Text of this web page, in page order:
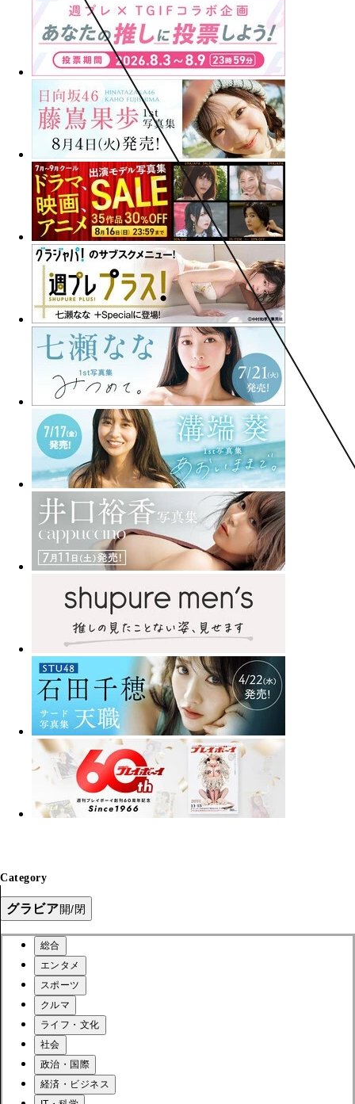
Category
グラビア開/閉
総合
エンタメ
スポーツ
クルマ
ライフ・文化
社会
政治・国際
経済・ビジネス